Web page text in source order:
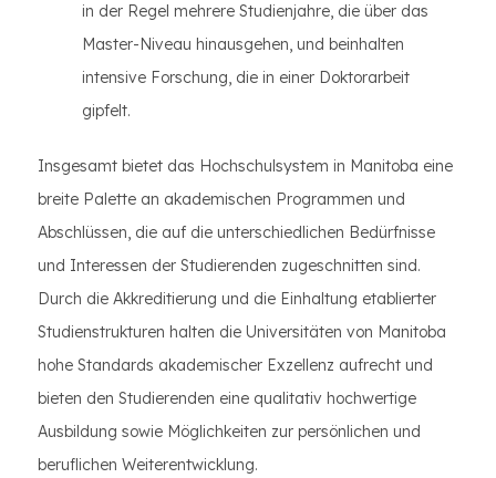
in der Regel mehrere Studienjahre, die über das
Master-Niveau hinausgehen, und beinhalten
intensive Forschung, die in einer Doktorarbeit
gipfelt.
Insgesamt bietet das Hochschulsystem in Manitoba eine
breite Palette an akademischen Programmen und
Abschlüssen, die auf die unterschiedlichen Bedürfnisse
und Interessen der Studierenden zugeschnitten sind.
Durch die Akkreditierung und die Einhaltung etablierter
Studienstrukturen halten die Universitäten von Manitoba
hohe Standards akademischer Exzellenz aufrecht und
bieten den Studierenden eine qualitativ hochwertige
Ausbildung sowie Möglichkeiten zur persönlichen und
beruflichen Weiterentwicklung.